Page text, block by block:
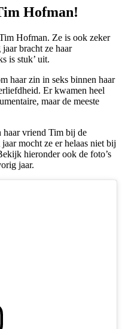
Hofman!
Hofman. Ze is ook zeker
bracht ze haar
is stuk’ uit.
haar zin in seks binnen haar
Er kwamen heel
maar de meeste
haar vriend Tim bij de
mocht ze er helaas niet bij
hieronder ook de foto’s
jaar.